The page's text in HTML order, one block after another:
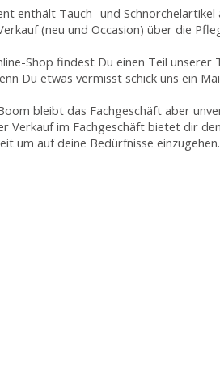
enthält Tauch- und
(neu und Occasion) über die
Shop findest Du einen Teil unserer
Du etwas vermisst schick uns ein
bleibt das Fachgeschäft aber
Verkauf im Fachgeschäft bietet dir
um auf deine Bedürfnisse einzugehen.